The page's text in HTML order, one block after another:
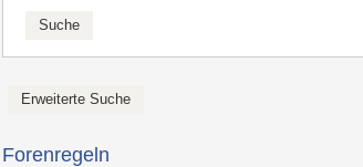
Forenregeln